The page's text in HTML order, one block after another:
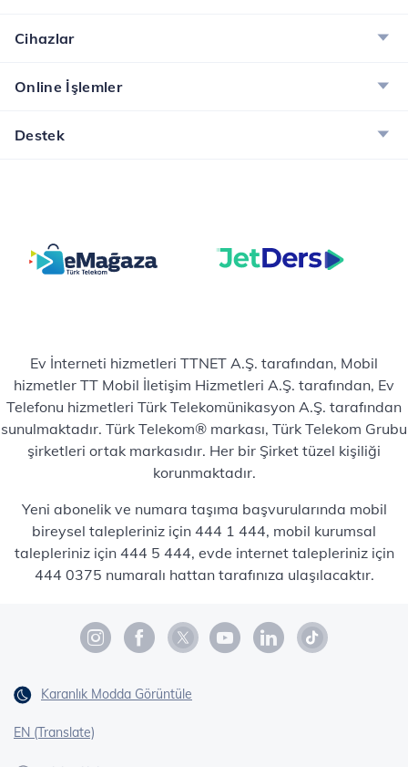
Cihazlar
Online İşlemler
Destek
Ev İnterneti hizmetleri TTNET A.Ş. tarafından, Mobil
hizmetler TT Mobil İletişim Hizmetleri A.Ş. tarafından, Ev
Telefonu hizmetleri Türk Telekomünikasyon A.Ş. tarafından
sunulmaktadır. Türk Telekom® markası, Türk Telekom Grubu
şirketleri ortak markasıdır. Her bir Şirket tüzel kişiliği
korunmaktadır.
Yeni abonelik ve numara taşıma başvurularında mobil
bireysel talepleriniz için 444 1 444, mobil kurumsal
talepleriniz için 444 5 444, evde internet talepleriniz için
444 0375 numaralı hattan tarafınıza ulaşılacaktır.
Karanlık Modda Görüntüle
EN (Translate)